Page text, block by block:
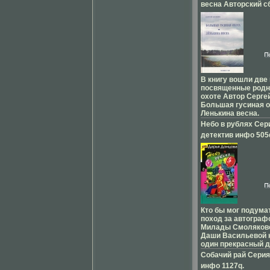
Ричард Перри
целью -
у американских,
канадских
удивительном
действительно
мир моржа -
исполинов
круг
Перри Richard
весна Авторский
Букинистическое
Сохранность:
Мягкая обложка,
00107-8 Тираж:
60x84/16
13587p.
В книгу вошли две
посвященные
охоте Автор
Большая гусиная
Ленькина весна.
Небо в рублях
детектив инфо
Кто бы мог
поход за
Милады
Даши Васильевой
один прекрасный
детективщица
тщательно
Собачий рай
инфо 1127q.